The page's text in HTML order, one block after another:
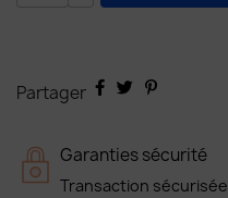
Partager
Garanties sécurité
Transaction sécurisée